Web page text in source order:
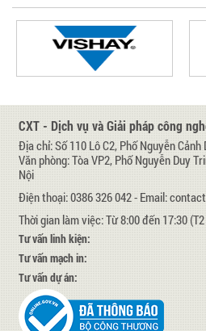
CXT - Dịch vụ và Giải pháp công
Địa chỉ: Số 110 Lô C2, Phố Nguyễn
Văn phòng: Tòa VP2, Phố Nguyễn Duy
Nội
Điện thoại: 0386 326 042 - Email:
Thời gian làm việc: Từ 8:00 đến 17:30
Tư vấn linh kiện:
Tư vấn mạch in:
Tư vấn dự án: